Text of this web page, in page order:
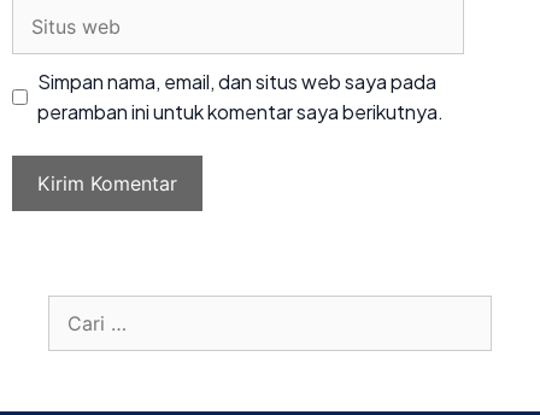
Simpan nama, email, dan situs web saya pada
peramban ini untuk komentar saya berikutnya.